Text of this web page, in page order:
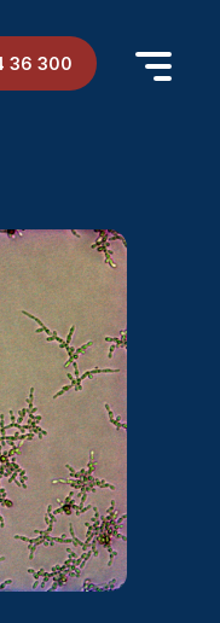
36 300